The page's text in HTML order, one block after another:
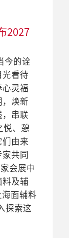
2027
今的诠
看待
灵福
焕新
串联
悦、憩
由来
共同
会展中
及辅
面辅料
探索这